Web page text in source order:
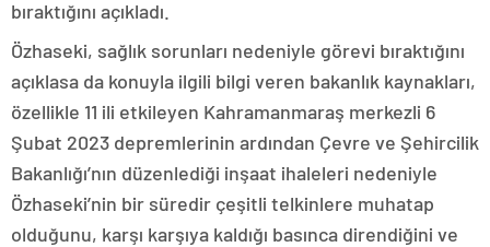
bıraktığını açıkladı.
Özhaseki, sağlık sorunları nedeniyle görevi bıraktığını
açıklasa da konuyla ilgili bilgi veren bakanlık kaynakları,
özellikle 11 ili etkileyen Kahramanmaraş merkezli 6
Şubat 2023 depremlerinin ardından Çevre ve Şehircilik
Bakanlığı’nın düzenlediği inşaat ihaleleri nedeniyle
Özhaseki’nin bir süredir çeşitli telkinlere muhatap
olduğunu, karşı karşıya kaldığı basınca direndiğini ve